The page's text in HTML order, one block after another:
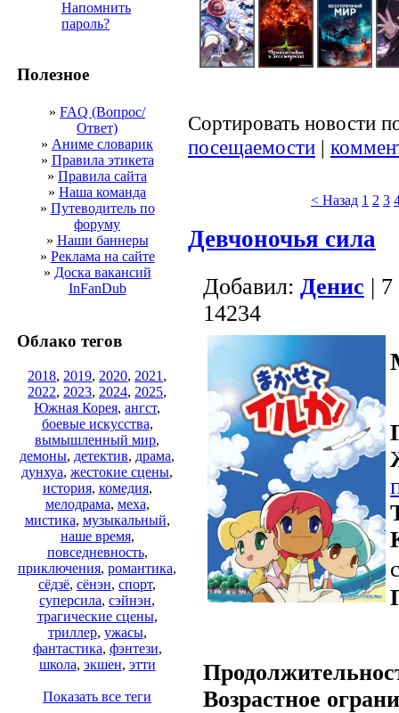
Напомнить
пароль?
Полезное
» FAQ (Вопрос/
Ответ)
» Аниме словарик
» Правила этикета
» Правила сайта
» Наша команда
» Путеводитель по
форуму
» Наши баннеры
» Реклама на сайте
» Доска вакансий
InFanDub
Облако тегов
2018, 2019, 2020, 2021 ,
2022, 2023, 2024, 2025,
Южная Корея, ангст,
боевые искусства,
вымышленный мир,
демоны, детектив, драма,
дунхуа, жестокие сцены,
история, комедия,
мелодрама, меха,
мистика, музыкальный,
наше время,
повседневность,
приключения, романтика,
сёдзё, сёнэн, спорт,
суперсила, сэйнэн,
трагические сцены,
триллер, ужасы,
фантастика, фэнтези,
школа, экшен, этти
Показать все теги
Сортировать новости
посещаемости |
< Назад 1 2 3
Девчоночья сила
Добавил: Денис |
14234
Возрастное